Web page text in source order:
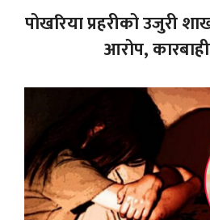
पोखरिया प्रहरीको उजुरी
आरोप,